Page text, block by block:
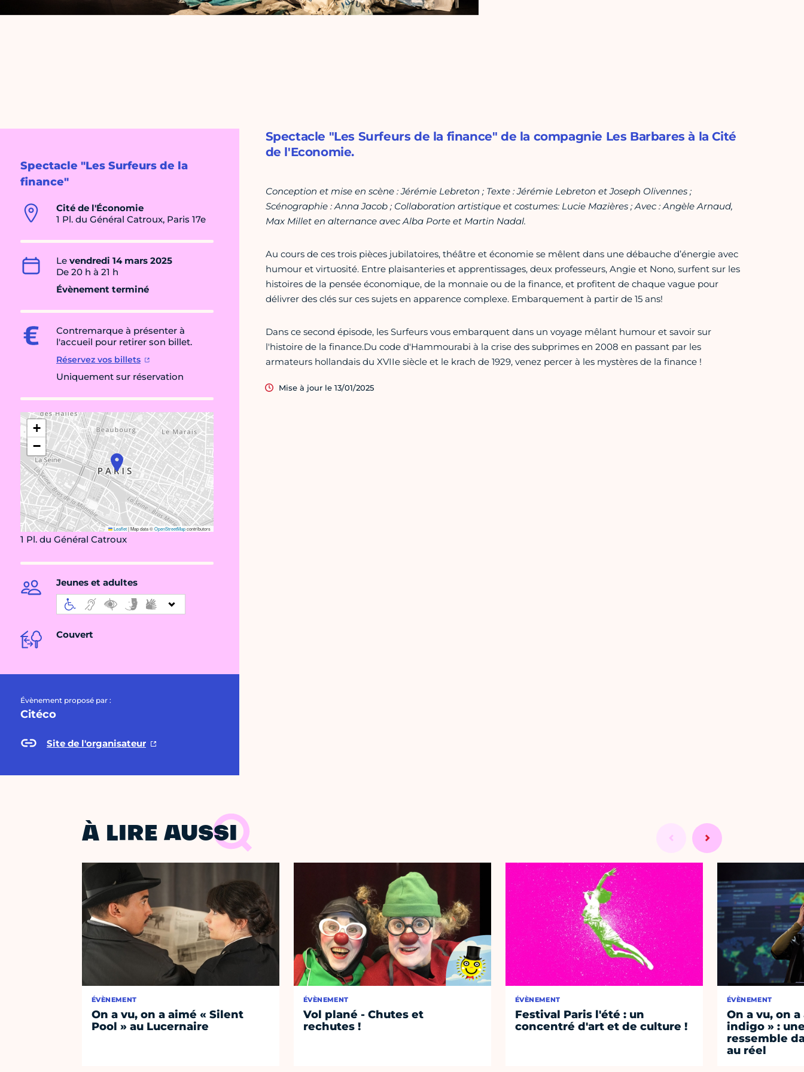
Spectacle "Les Surfeurs de la
finance"
Cité de l'Économie
1 Pl. du Général Catroux, Paris 17e
Le vendredi 14 mars 2025
De 20 h à 21 h
Évènement terminé
Contremarque à présenter à
l'accueil pour retirer son billet.
Réservez vos billets
Uniquement sur réservation
+
−
Leaflet|Map data ©OpenStreetMapcontributors
1 Pl. du Général Catroux
Jeunes et adultes
Couvert
Évènement proposé par :
Citéco
Site de l'organisateur
Spectacle "Les Surfeurs de la finance" de la compagnie Les Barbares à la Cité
de l'Economie.
Conception et mise en scène : Jérémie Lebreton ; Texte : Jérémie Lebreton et Joseph Olivennes ;
Scénographie : Anna Jacob ; Collaboration artistique et costumes: Lucie Mazières ; Avec : Angèle Arnaud,
Max Millet en alternance avec Alba Porte et Martin Nadal.
Au cours de ces trois pièces jubilatoires, théâtre et économie se mêlent dans une débauche d’énergie avec
humour et virtuosité. Entre plaisanteries et apprentissages, deux professeurs, Angie et Nono, surfent sur les
histoires de la pensée économique, de la monnaie ou de la finance, et profitent de chaque vague pour
délivrer des clés sur ces sujets en apparence complexe. Embarquement à partir de 15 ans!
Dans ce second épisode, les Surfeurs vous embarquent dans un voyage mêlant humour et savoir sur
l'histoire de la finance.Du code d'Hammourabi à la crise des subprimes en 2008 en passant par les
armateurs hollandais du XVIIe siècle et le krach de 1929, venez percer à les mystères de la finance !
Mise à jour le 13/01/2025
À LIRE AUSSI
ÉVÈNEMENT
On a vu, on a aimé « Silent
Pool » au Lucernaire
ÉVÈNEMENT
Vol plané - Chutes et
rechutes !
ÉVÈNEMENT
Festival Paris l'été : un
concentré d'art et de culture !
ÉVÈNEMENT
On a vu, on
indigo » :
ressemble
au réel